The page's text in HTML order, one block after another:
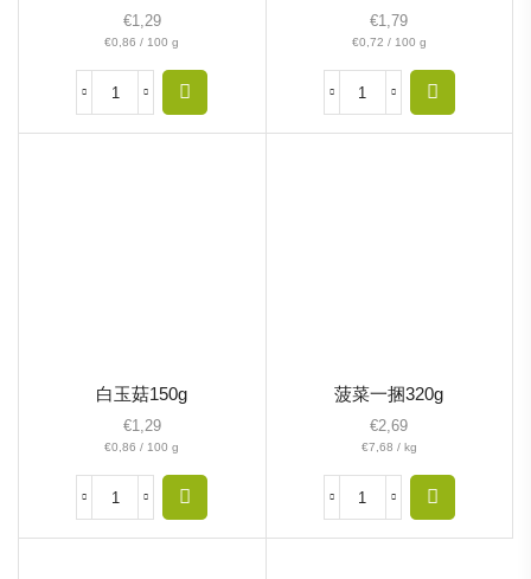
€1,29
€0,86 / 100 g
€1,79
€0,72 / 100 g
白玉菇150g
€1,29
€0,86 / 100 g
菠菜一捆320g
€2,69
€7,68 / kg